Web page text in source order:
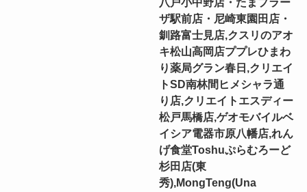
ザ駅前店・尼崎東園田店・
釧路富士見店,クスリのアオ
キ松山高岡店ププレひまわ
り薬局グラン春日,クリエイ
トSD南林間ヒメシャラ通
り店,クリエイトエスディー
松戸馬橋店,ゲオモバイルベ
イシア電器市原八幡店,れん
げ食堂Toshuぷらむろーど
杉田店(東
秀),MongTeng(Una